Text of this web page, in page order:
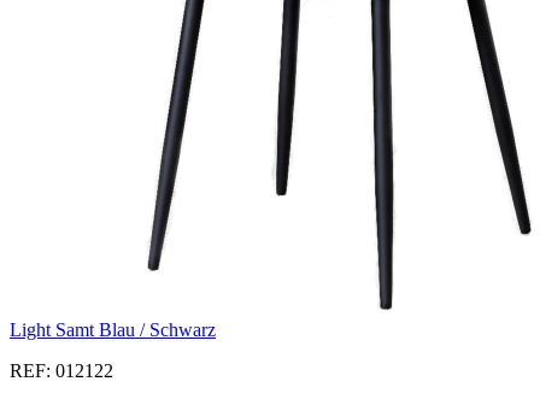
Light Samt Blau / Schwarz
REF: 012122